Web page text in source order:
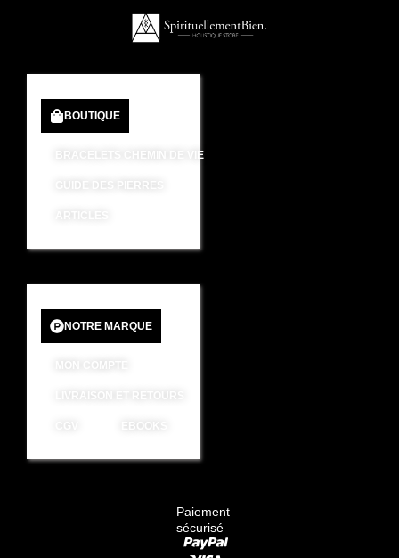
BOUTIQUE
BRACELETS CHEMIN DE VIE
GUIDE DES PIERRES
NOTRE MARQUE
MON COMPTE
EBOOKS
Paiement
sécurisé